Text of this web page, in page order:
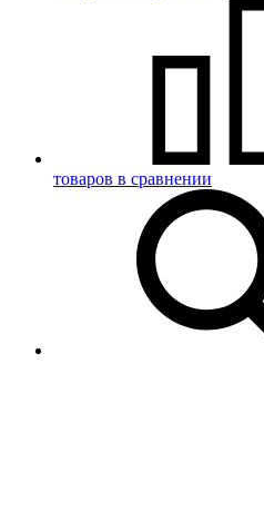
товаров в сравнении